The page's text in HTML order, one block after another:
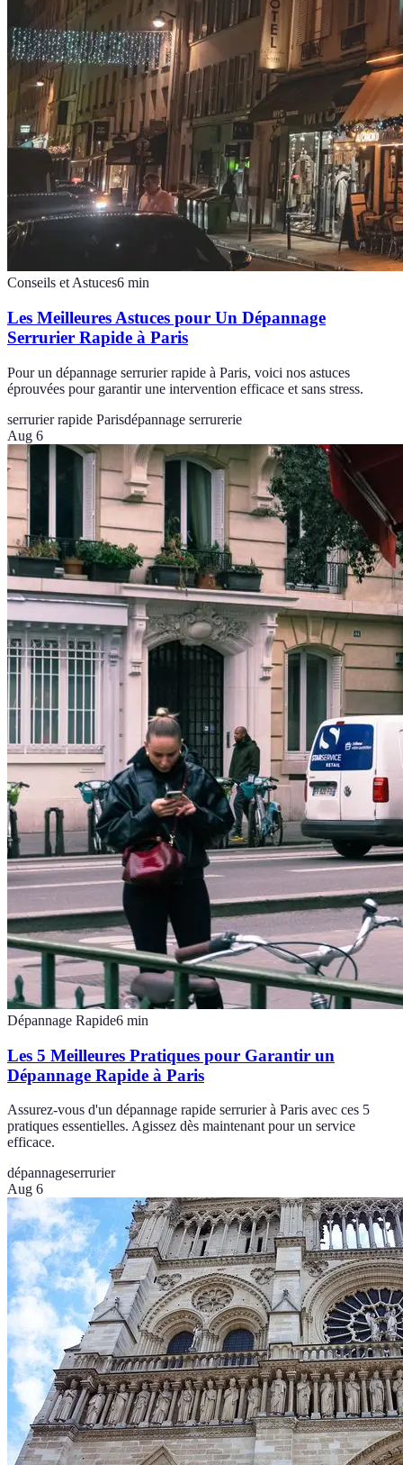
Conseils et Astuces6 min
Les Meilleures Astuces pour Un Dépannage
Serrurier Rapide à Paris
Pour un dépannage serrurier rapide à Paris, voici nos astuces
éprouvées pour garantir une intervention efficace et sans stress.
serrurier rapide Parisdépannage serrurerie
Aug 6
Dépannage Rapide6 min
Les 5 Meilleures Pratiques pour Garantir un
Dépannage Rapide à Paris
Assurez-vous d'un dépannage rapide serrurier à Paris avec ces 5
pratiques essentielles. Agissez dès maintenant pour un service
efficace.
dépannageserrurier
Aug 6